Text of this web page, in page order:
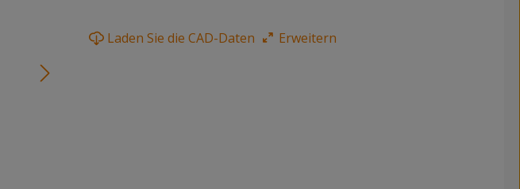
Laden Sie die CAD-Daten Erweitern